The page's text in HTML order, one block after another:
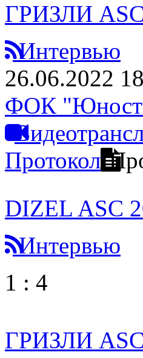
ГРИЗЛИ
Интервью
26.06.2022
ФОК
Протокол
DIZEL ASC
Интервью
1 : 4
ГРИЗЛИ